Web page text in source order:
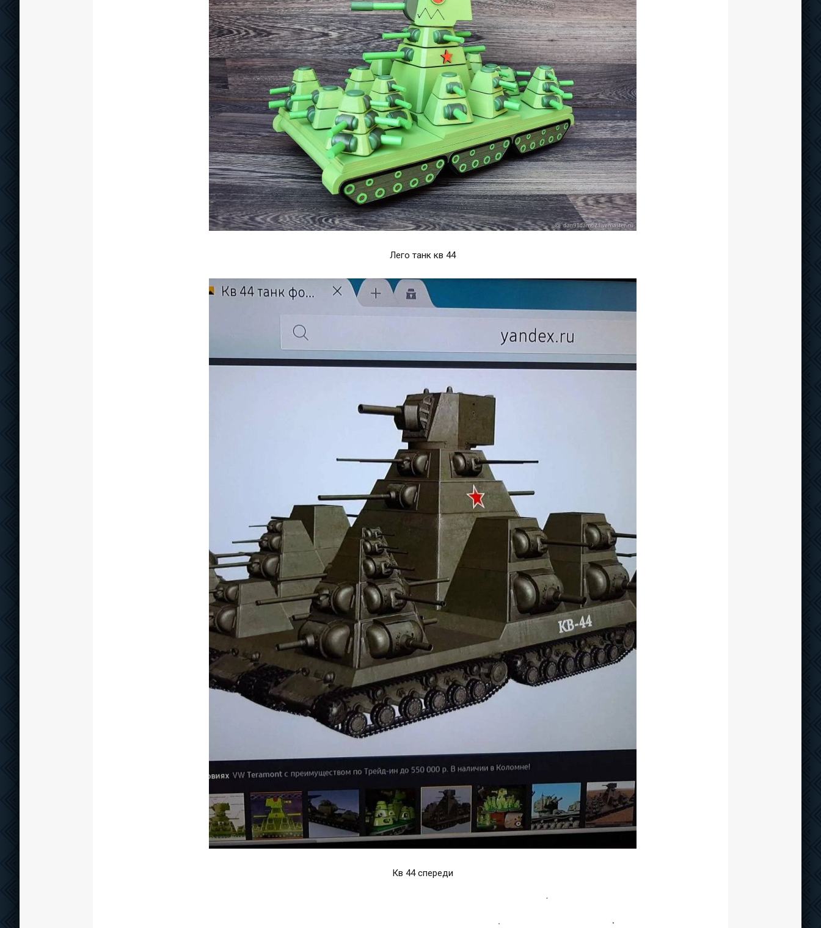
Лего танк кв 44
Кв 44 спереди